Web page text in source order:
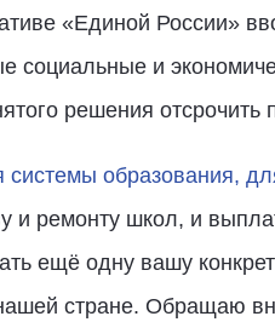
«Единой России»
социальные и
решения
образования,
и ремонту школ, и
ещё одну вашу
стране. Обращаю